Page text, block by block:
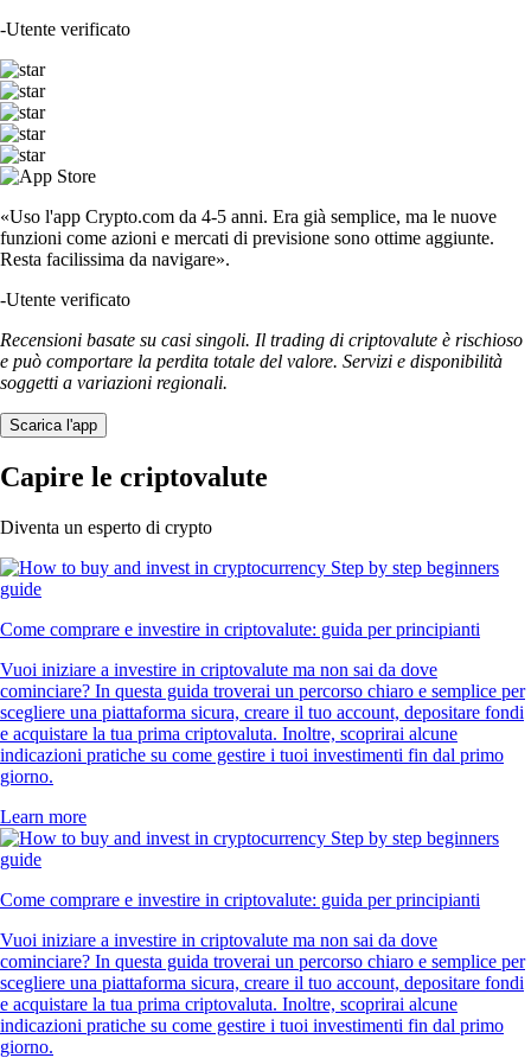
-Utente verificato
«Uso l'app Crypto.com da 4-5 anni. Era già semplice, ma le nuove
funzioni come azioni e mercati di previsione sono ottime aggiunte.
Resta facilissima da navigare».
-Utente verificato
Recensioni basate su casi singoli. Il trading di criptovalute è rischioso
e può comportare la perdita totale del valore. Servizi e disponibilità
soggetti a variazioni regionali.
Scarica l'app
Capire le criptovalute
Diventa un esperto di crypto
Come comprare e investire in criptovalute: guida per principianti
Vuoi iniziare a investire in criptovalute ma non sai da dove
cominciare? In questa guida troverai un percorso chiaro e semplice per
scegliere una piattaforma sicura, creare il tuo account, depositare fondi
e acquistare la tua prima criptovaluta. Inoltre, scoprirai alcune
indicazioni pratiche su come gestire i tuoi investimenti fin dal primo
giorno.
Learn more
Come comprare e investire in criptovalute: guida per principianti
Vuoi iniziare a investire in criptovalute ma non sai da dove
cominciare? In questa guida troverai un percorso chiaro e semplice per
scegliere una piattaforma sicura, creare il tuo account, depositare fondi
e acquistare la tua prima criptovaluta. Inoltre, scoprirai alcune
indicazioni pratiche su come gestire i tuoi investimenti fin dal primo
giorno.